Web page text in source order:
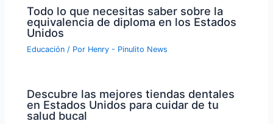
Todo lo que necesitas saber sobre la
equivalencia de diploma en los Estados
Unidos
Educación / Por Henry - Pinulito News
Descubre las mejores tiendas dentales
en Estados Unidos para cuidar de tu
salud bucal